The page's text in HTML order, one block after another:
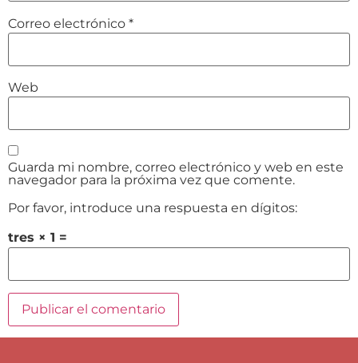
Correo electrónico *
Web
Guarda mi nombre, correo electrónico y web en este
navegador para la próxima vez que comente.
Por favor, introduce una respuesta en dígitos:
tres × 1 =